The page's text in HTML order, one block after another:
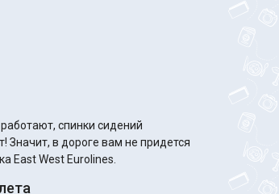
спинки сидений
Значит, в дороге вам не придется
East West Eurolines.